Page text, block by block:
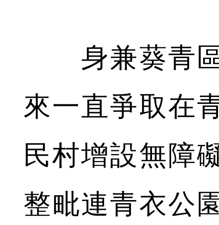
身兼葵青區
來一直爭取在
民村增設無障
整毗連青衣公